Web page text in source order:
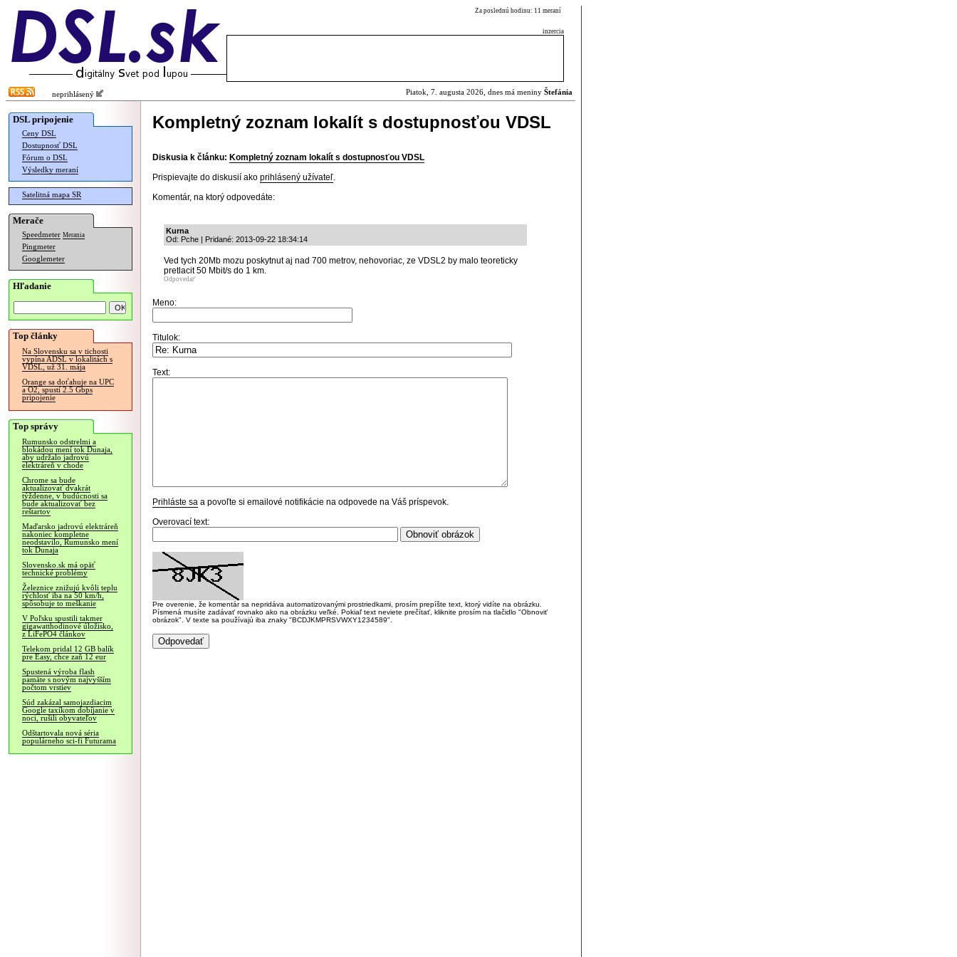
Za poslednú hodinu: 11 meraní
inzercia
neprihlásený Piatok, 7. augusta 2026, dnes má meniny Štefánia
DSL pripojenie
Ceny DSL
Dostupnosť DSL
Fórum o DSL
Výsledky meraní
Satelitná mapa SR
Merače
Speedmeter Merania
Pingmeter
Googlemeter
Hľadanie
Top články
Na Slovensku sa v tichosti
vypína ADSL v lokalitách s
VDSL, už 31. mája
Orange sa doťahuje na UPC
a O2, spustí 2.5 Gbps
pripojenie
Top správy
Rumunsko odstrelmi a
blokádou mení tok Dunaja,
aby udržalo jadrovú
elektráreň v chode
Chrome sa bude
aktualizovať dvakrát
týždenne, v budúcnosti sa
bude aktualizovať bez
reštartov
Maďarsko jadrovú elektráreň
nakoniec kompletne
neodstavilo, Rumunsko mení
tok Dunaja
Slovensko.sk má opäť
technické problémy
Železnice znižujú kvôli teplu
rýchlosť iba na 50 km/h,
spôsobuje to meškanie
V Poľsku spustili takmer
gigawatthodinové úložisko,
z LiFePO4 článkov
Telekom pridal 12 GB balík
pre Easy, chce zaň 12 eur
Spustená výroba flash
pamäte s novým najvyšším
počtom vrstiev
Súd zakázal samojazdiacim
Google taxíkom dobíjanie v
noci, rušili obyvateľov
Odštartovala nová séria
populárneho sci-fi Futurama
Kompletný zoznam lokalít s dostupnosťou VDSL
Diskusia k článku: Kompletný zoznam lokalít s dostupnosťou VDSL
Prispievajte do diskusií ako prihlásený užívateľ.
Komentár, na ktorý odpovedáte:
Kurna
Od: Pche | Pridané: 2013-09-22 18:34:14
Ved tych 20Mb mozu poskytnut aj nad 700 metrov, nehovoriac, ze VDSL2 by malo teoreticky
pretlacit 50 Mbit/s do 1 km.
Odpovedať
Meno:
Titulok:
Text:
Prihláste sa a povoľte si emailové notifikácie na odpovede na Váš príspevok.
Overovací text:
Pre overenie, že komentár sa nepridáva automatizovanými prostriedkami, prosím prepíšte text, ktorý vidíte na obrázku.
Písmená musíte zadávať rovnako ako na obrázku veľké. Pokiaľ text neviete prečítať, kliknite prosím na tlačidlo "Obnoviť
obrázok". V texte sa používajú iba znaky "BCDJKMPRSVWXY1234589".